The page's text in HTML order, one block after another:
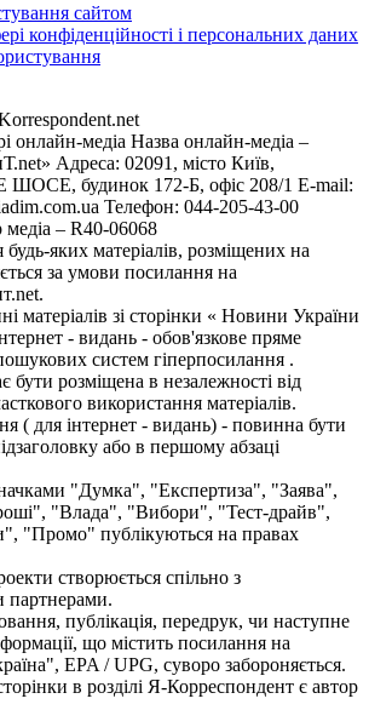
сайтом
конфіденційності і персональних даних
онлайн-медіа Назва онлайн-медіа –
Адреса: 02091, місто Київ,
будинок 172-Б, офіс 208/1 E-mail:
Телефон: 044-205-43-00
медіа – R40-06068
яких матеріалів, розміщених на
за умови посилання на
матеріалів зі сторінки « Новини України
- видань - обов'язкове пряме
систем гіперпосилання .
бути розміщена в незалежності від
використання матеріалів.
( для інтернет - видань) - повинна бути
або в першому абзаці
"Думка", "Експертиза", "Заява",
"Влада", "Вибори", "Тест-драйв",
"Промо" публікуються на правах
створюється спільно з
партнерами.
публікація, передрук, чи наступне
що містить посилання на
EPA / UPG, суворо забороняється.
в розділі Я-Корреспондент є автор